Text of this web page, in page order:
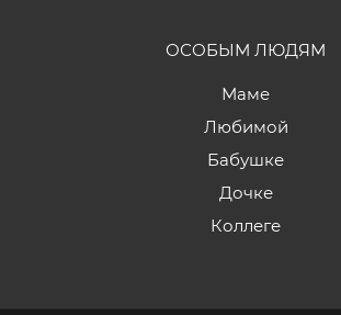
ОСОБЫМ ЛЮДЯМ
Маме
Любимой
Бабушке
Дочке
Коллеге